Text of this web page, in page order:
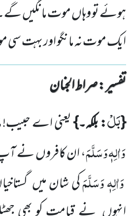
ہوئے تو وہاں موت مانگیں
ایک موت نہ مانگو اور بہت سی
تفسیر : ‎صراط الجنان
{بَلْ: بلکہ۔}یعنی اے حبیب!
وَاٰلِہٖ وَسَلَّمَ، ان کافروںنے
وَاٰلِہٖ وَسَلَّمَکی شان میں